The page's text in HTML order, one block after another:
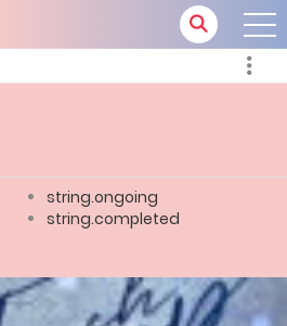
string.ongoing
string.completed